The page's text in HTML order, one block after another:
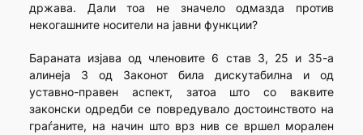
држава. Дали тоа не значело одмазда против
некогашните носители на јавни функции?
Бараната изјава од членовите 6 став 3, 25 и 35-а
алинеја 3 од Законот била дискутабилна и од
уставно-правен аспект, затоа што со ваквите
законски одредби се повредувало достоинството на
граѓаните, на начин што врз нив се вршел морален